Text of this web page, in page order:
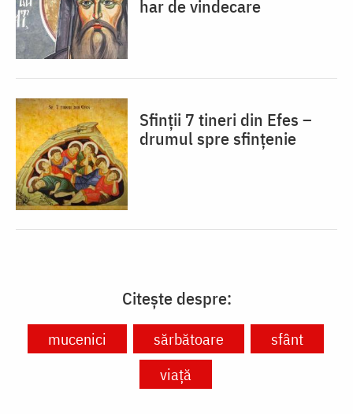
har de vindecare
Sfinții 7 tineri din Efes –
drumul spre sfințenie
Citește despre:
mucenici sărbătoare
sfânt
viață